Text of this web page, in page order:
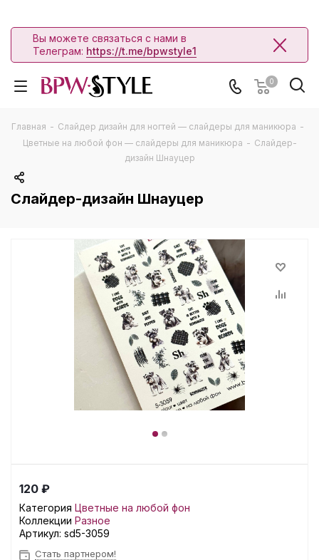
Вы можете связаться с нами в
Телеграм: https://t.me/bpwstyle1
0
Главная - Слайдер дизайн для ногтей — слайдеры для маникюра -
Цветные на любой фон — слайдеры для маникюра - Слайдер-
дизайн Шнауцер
Слайдер-дизайн Шнауцер
120 ₽
Категория Цветные на любой фон
Коллекции Разное
Артикул: sd5-3059
Стать партнером!